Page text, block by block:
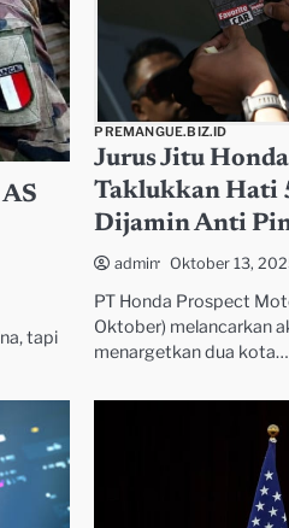
tapi
PREMANGUE.BIZ.ID
Jurus Jitu
Taklukkan Hati
Dijamin Anti
admin Oktober 13,
PT Honda Prospect
Oktober) melancarkan
menargetkan dua kota…